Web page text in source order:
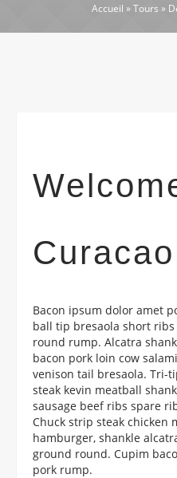
Accueil »Tours »
Bacon ipsum dolor amet
ball tip bresaola short
round rump. Alcatra
bacon pork loin cow
venison tail bresaola. Tri-
steak kevin meatball
sausage beef ribs spare
Chuck strip steak chicken
hamburger, shankle
ground round. Cupim
pork rump.